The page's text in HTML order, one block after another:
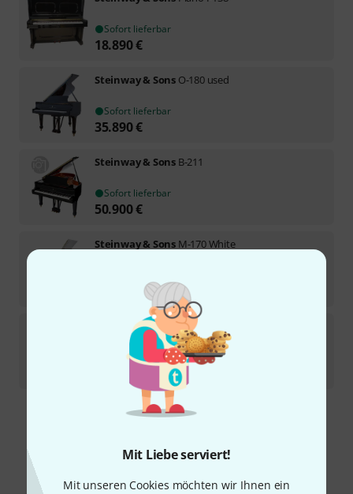
Mit Liebe serviert!
Mit unseren Cookies möchten wir Ihnen ein
Sofort lieferbar
18.890€
Steinway & Sons O-180 used
Sofort lieferbar
35.890€
Steinway & Sons B-211
Sofort lieferbar
50.900€
Steinway & Sons M-170 White
Steinway & SonsA-188
Sofort lieferbar